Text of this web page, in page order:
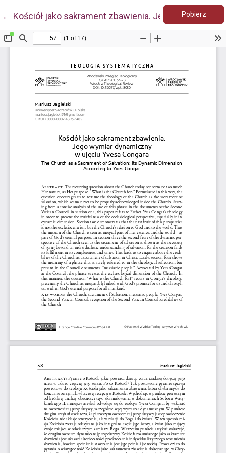
← Wróć do szczegółów artykułu
Kościół jako sakrament zbawienia. Jego wymiar
Pobierz